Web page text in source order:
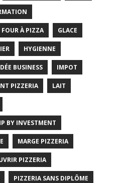
FOUR À PIZZA GLACE
HYGIENNE
BUSINESS IMPOT
PIZZERIA LAIT
BY INVESTMENT
MARGE PIZZERIA
PIZZERIA
PIZZERIA SANS DIPLÔME